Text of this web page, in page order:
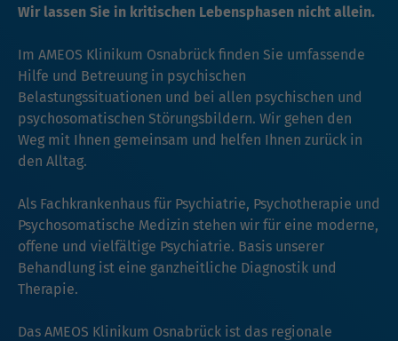
Wir lassen Sie in kritischen Lebensphasen nicht allein.
Im AMEOS Klinikum Osnabrück finden Sie umfassende
Hilfe und Betreuung in psychischen
Belastungssituationen und bei allen psychischen und
psychosomatischen Störungsbildern. Wir gehen den
Weg mit Ihnen gemeinsam und helfen Ihnen zurück in
den Alltag.
Als Fachkrankenhaus für Psychiatrie, Psychotherapie und
Psychosomatische Medizin stehen wir für eine moderne,
offene und vielfältige Psychiatrie. Basis unserer
Behandlung ist eine ganzheitliche Diagnostik und
Therapie.
Das AMEOS Klinikum Osnabrück ist das regionale